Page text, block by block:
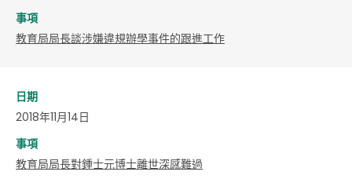
事項
教育局局長談涉嫌違規辦學事件的跟進工作
日期
2018年11月14日
事項
教育局局長對鍾士元博士離世深感難過